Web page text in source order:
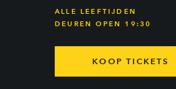
ALLE LEEFTIJDEN
DEUREN OPEN 19:30
KOOP TICKETS